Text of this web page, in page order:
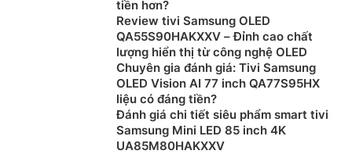
tiền hơn?
Review tivi Samsung OLED
QA55S90HAKXXV – Đỉnh cao chất
lượng hiển thị từ công nghệ OLED
Chuyên gia đánh giá: Tivi Samsung
OLED Vision AI 77 inch QA77S95HX
liệu có đáng tiền?
Đánh giá chi tiết siêu phẩm smart tivi
Samsung Mini LED 85 inch 4K
UA85M80HAKXXV